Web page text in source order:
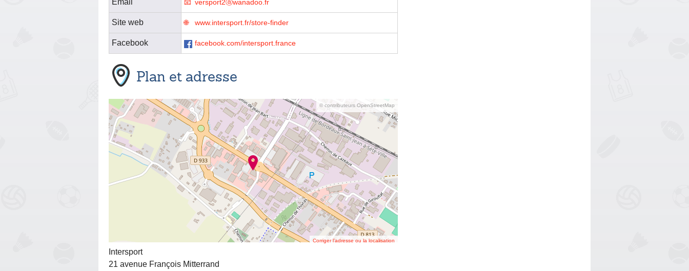
versport2ⓐwanadoo.fr
Site web www.intersport.fr/store-finder
Facebook facebook.com/intersport.france
Plan et adresse
© contributeurs OpenStreetMap
Corriger l’adresse ou la localisation
Intersport
21 avenue François Mitterrand